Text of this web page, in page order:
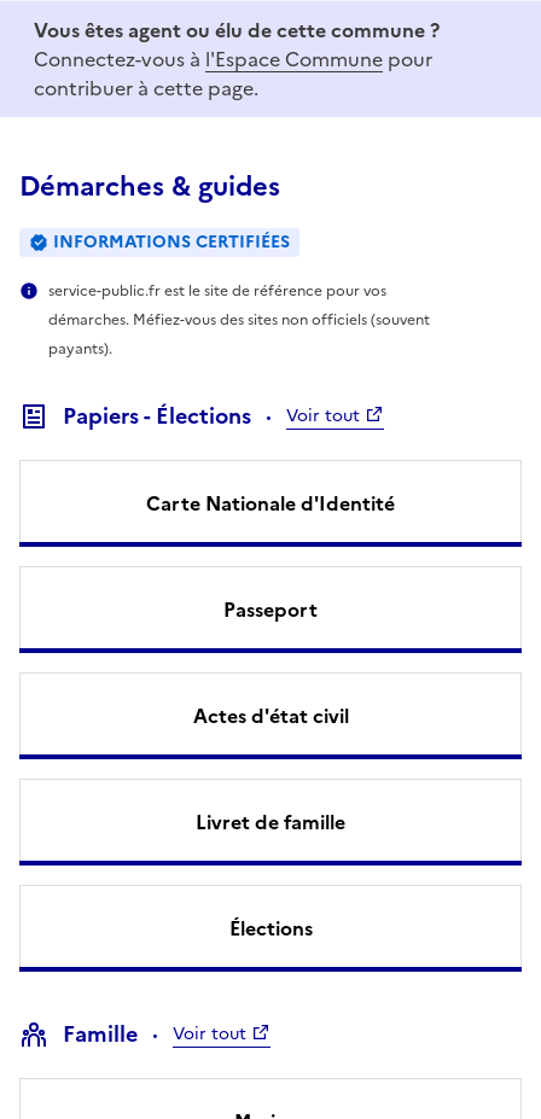
Vous êtes agent ou élu de cette commune ?
Connectez-vous à l'Espace Commune pour
contribuer à cette page.
Démarches & guides
INFORMATIONS CERTIFIÉES
service-public.fr est le site de référence pour vos
démarches. Méfiez-vous des sites non officiels (souvent
payants).
Papiers - Élections Voir tout
Carte Nationale d'Identité
Passeport
Actes d'état civil
Livret de famille
Élections
Famille Voir tout